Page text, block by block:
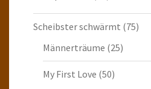
Scheibster schwärmt (75)
Männerträume (25)
My First Love (50)